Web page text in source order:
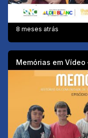
8 meses atrás
Memórias em